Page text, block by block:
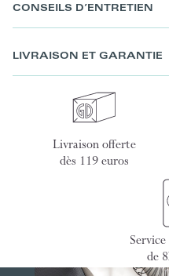
CONSEILS D’ENTRETIEN
LIVRAISON ET GARANTIE
Livraison offerte
dès 119 euros
de